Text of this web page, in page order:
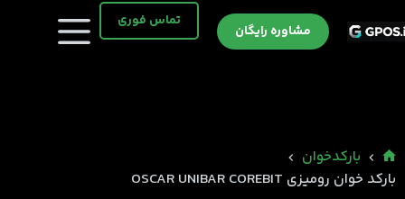
به
مشاوره رایگان
تماس فوری
خانه
بارکدخوان
بارکد خوان رومیزی OSCAR UNIBAR COREBIT